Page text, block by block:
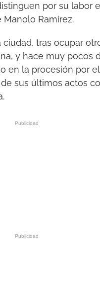
por su labor
Ramírez.
tras ocupar
y hace muy pocos
en la procesión por
sus últimos actos